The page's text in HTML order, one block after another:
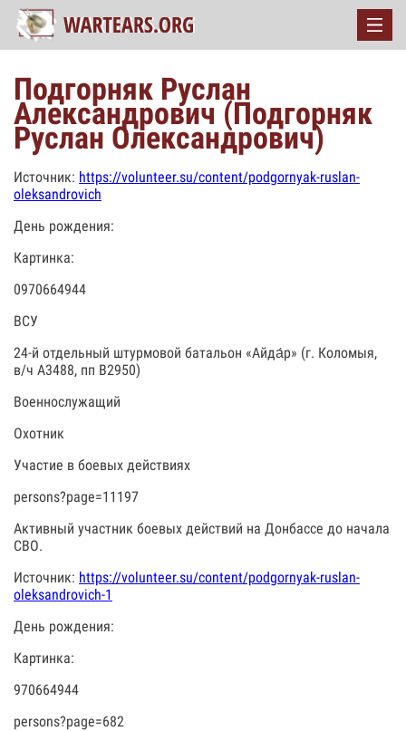
Подгорняк Руслан
Александрович (Подгорняк
Руслан Олександрович)
Источник: https://volunteer.su/content/podgornyak-ruslan-
oleksandrovich
День рождения:
Картинка:
0970664944
ВСУ
24-й отдельный штурмовой батальон «Айда́р» (г. Коломыя,
в/ч А3488, пп В2950)
Военнослужащий
Охотник
Участие в боевых действиях
persons?page=11197
Активный участник боевых действий на Донбассе до начала
СВО.
Источник: https://volunteer.su/content/podgornyak-ruslan-
oleksandrovich-1
День рождения:
Картинка:
970664944
persons?page=682